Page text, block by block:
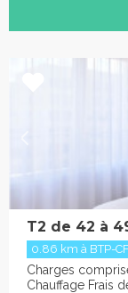
T2 de 42 à
0.86 km à BTP-
Charges
Chauffage Frais